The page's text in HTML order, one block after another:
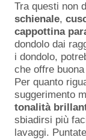
Tra questi non
schienale,
cappottina
dondolo dai
i dondolo,
che offre
Per quanto
suggerimento
tonalità
sbiadirsi più
lavaggi.